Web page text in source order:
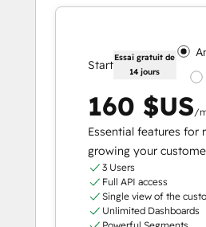
Start
Essai gratuit de
14 jours
160 $US/
Essential features for
growing your
3 Users
Full API access
Single view of the
Unlimited Dashboards